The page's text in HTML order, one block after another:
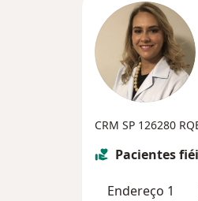
CRM SP 126280
Pacientes
Endereço 1